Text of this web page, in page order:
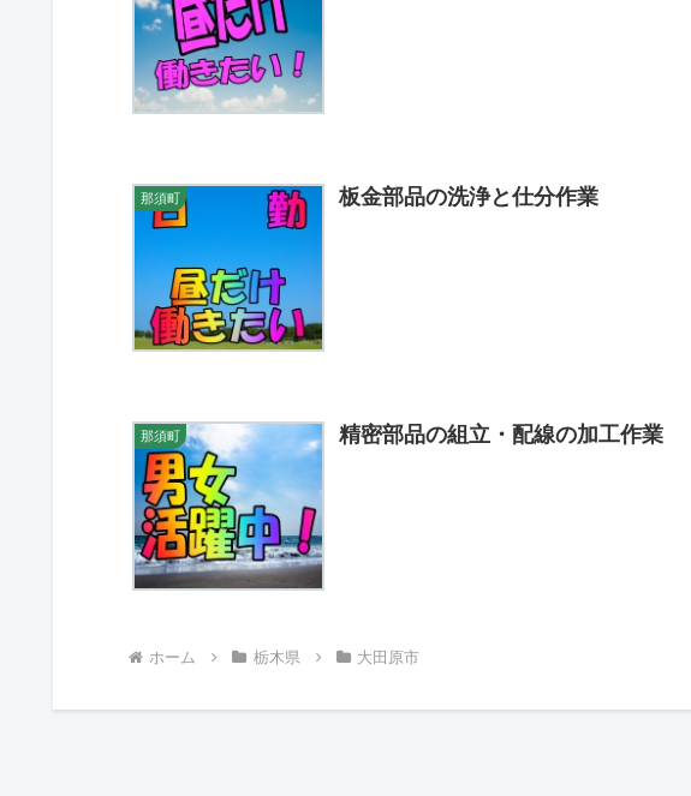
那須町 板金部品の洗浄と仕分作業
那須町 精密部品の組立・配線の加工作業
ホーム 栃木県 大田原市